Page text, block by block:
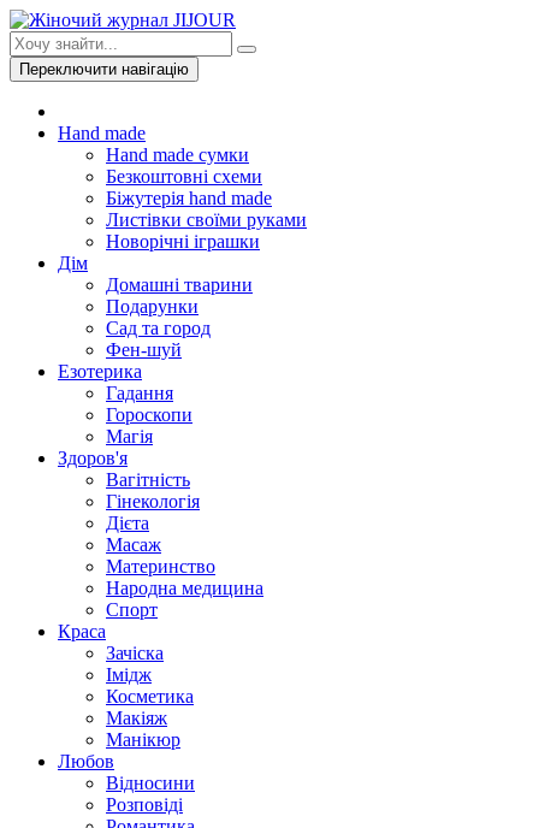
Переключити навігацію
Hand made
Hand made сумки
Безкоштовні схеми
Біжутерія hand made
Листівки своїми руками
Новорічні іграшки
Дім
Домашні тварини
Подарунки
Сад та город
Фен-шуй
Езотерика
Гадання
Гороскопи
Магія
Здоров'я
Вагітність
Гінекологія
Дієта
Масаж
Материнство
Народна медицина
Спорт
Краса
Зачіска
Імідж
Косметика
Макіяж
Манікюр
Любов
Відносини
Розповіді